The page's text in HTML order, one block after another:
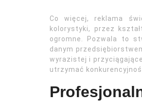
Co więcej, reklama
kolorystyki, przez
ogromne. Pozwala to
danym
wyrazistej i
utrzymać